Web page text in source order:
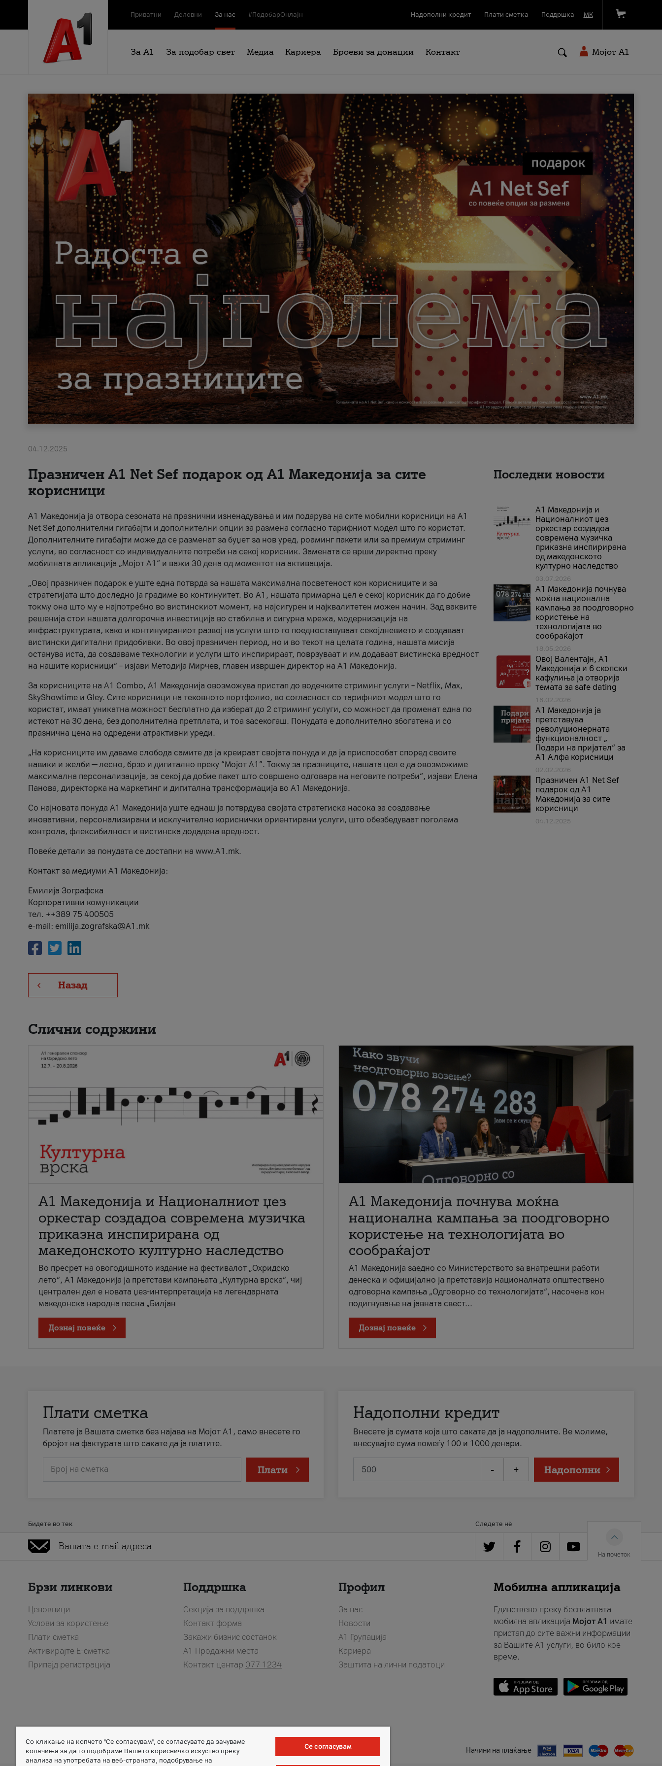
Приватни Деловни За нас #ПодобарОнлајн Надополни кредит Плати сметка Поддршка МК
За А1 За подобар свет Медиа Кариера Броеви за донации Контакт Мојот A1
04.12.2025
Празничен A1 Net Sеf подарок од А1 Македонија за сите
корисници
А1 Македонија ја отвора сезоната на празнични изненадувања и им подарува на сите мобилни корисници на A1
Net Sef дополнителни гигабајти и дополнителни опции за размена согласно тарифниот модел што го користат.
Дополнителните гигабајти може да се разменат за буџет за нов уред, роаминг пакети или за премиум стриминг
услуги, во согласност со индивидуалните потреби на секој корисник. Замената се врши директно преку
мобилната апликација „Мојот А1“ и важи 30 дена од моментот на активација.
„Овој празничен подарок е уште една потврда за нашата максимална посветеност кон корисниците и за
стратегијата што доследно ја градиме во континуитет. Во А1, нашата примарна цел е секој корисник да го добие
токму она што му е најпотребно во вистинскиот момент, на најсигурен и најквалитетен можен начин. Зад ваквите
решенија стои нашата долгорочна инвестиција во стабилна и сигурна мрежа, модернизација на
инфраструктурата, како и континуираниот развој на услуги што го поедноставуваат секојдневието и создаваат
вистински дигитални придобивки. Во овој празничен период, но и во текот на целата година, нашата мисија
останува иста, да создаваме технологии и услуги што инспирираат, поврзуваат и им додаваат вистинска вредност
на нашите корисници“ – изјави Методија Мирчев, главен извршен директор на А1 Македонија.
За корисниците на A1 Combo, А1 Македонија овозможува пристап до водечките стриминг услуги – Netflix, Max,
SkyShowtime и Gley. Сите корисници на тековното портфолио, во согласност со тарифниот модел што го
користат, имаат уникатна можност бесплатно да изберат до 2 стриминг услуги, со можност да променат една по
истекот на 30 дена, без дополнителна претплата, и тоа засекогаш. Понудата е дополнително збогатена и со
празнична цена на одредени атрактивни уреди.
„На корисниците им даваме слобода самите да ја креираат својата понуда и да ја приспособат според своите
навики и желби — лесно, брзо и дигитално преку “Мојот А1”. Токму за празниците, нашата цел е да овозможиме
максимална персонализација, за секој да добие пакет што совршено одговара на неговите потреби“, изјави Елена
Панова, директорка на маркетинг и дигитална трансформација во А1 Македонија.
Со најновата понуда А1 Македонија уште еднаш ја потврдува својата стратегиска насока за создавање
иновативни, персонализирани и исклучително кориснички ориентирани услуги, што обезбедуваат поголема
контрола, флексибилност и вистинска додадена вредност.
Повеќе детали за понудата се достапни на www.А1.mk.
Контакт за медиуми А1 Македонија:
Емилија Зографска
Корпоративни комуникации
тел. ++389 75 400505
e-mail: emilija.zografska@A1.mk
Назад
Последни новости
А1 Македонија и
Националниот џез
оркестар создадоа
современа музичка
приказна инспирирана
од македонското
културно наследство
03.07.2026
A1 Македонија почнува
моќна национална
кампања за поодговорно
користење на
технологијата во
сообраќајот
18.05.2026
Овој Валентајн, A1
Македонија и 6 скопски
кафулиња ја отворија
темата за safe dating
16.02.2026
А1 Македонија ја
претставува
револуционерната
функционалност „
Подари на пријател“ за
А1 Алфа корисници
02.02.2026
Празничен A1 Net Sеf
подарок од А1
Македонија за сите
корисници
04.12.2025
Слични содржини
А1 Македонија и Националниот џез
оркестар создадоа современа музичка
приказна инспирирана од
македонското културно наследство
Во пресрет на овогодишното издание на фестивалот „Охридско
лето“, А1 Македонија ја претстави кампањата „Културна врска“, чиј
централен дел е новата џез-интерпретација на легендарната
македонска народна песна „Билјан
Дознај повеќе
A1 Македонија почнува моќна
национална кампања за поодговорно
користење на технологијата во
сообраќајот
A1 Македонија заедно со Министерството за внатрешни работи
денеска и официјално ја претставија националната општествено
одговорна кампања „Одговорно со технологијата“, насочена кон
подигнување на јавната свест...
Дознај повеќе
Плати сметка
Платете ја Вашата сметка без најава на Мојот А1, само внесете го
бројот на фактурата што сакате да ја платите.
Број на сметка Плати
Надополни кредит
Внесете ја сумата која што сакате да ја надополните. Ве молиме,
внесувајте сума помеѓу 100 и 1000 денари.
- + Надополни
Бидете во тек Следете нè
На почеток
Брзи линкови
Ценовници
Услови за користење
Плати сметка
Активирајте Е-сметка
Припејд регистрација
Поддршка
Секција за поддршка
Контакт форма
Закажи бизнис состанок
A1 Продажни места
Контакт центар 077 1234
Профил
За нас
Новости
А1 Групација
Кариера
Заштита на лични податоци
Мобилна апликација
Единствено преку бесплатната
мобилна апликација Мојот A1 имате
пристап до сите важни информации
за Вашите A1 услуги, во било кое
време.
Member of Начини на плаќање
Со кликање на копчето "Се согласувам", се согласувате да зачуваме
колачиња за да го подобриме Вашето корисничко искуство преку
анализа на употребата на веб-страната, подобрување на
Се согласувам